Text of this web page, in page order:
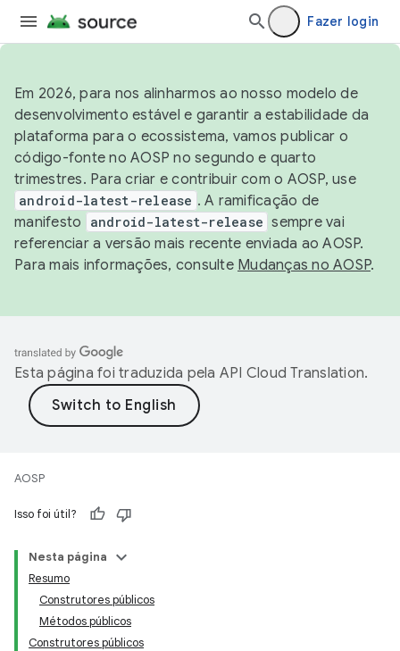
Fazer login
Em 2026, para nos alinharmos ao nosso modelo de
desenvolvimento estável e garantir a estabilidade da
plataforma para o ecossistema, vamos publicar o
código-fonte no AOSP no segundo e quarto
trimestres. Para criar e contribuir com o AOSP, use
android-latest-release . A ramificação de
manifesto
android-latest-release sempre vai
referenciar a versão mais recente enviada ao AOSP.
Para mais informações, consulte Mudanças no AOSP.
Esta página foi traduzida pela API Cloud Translation.
AOSP
Isso foi útil?
Nesta página
Resumo
Construtores públicos
Métodos públicos
Construtores públicos